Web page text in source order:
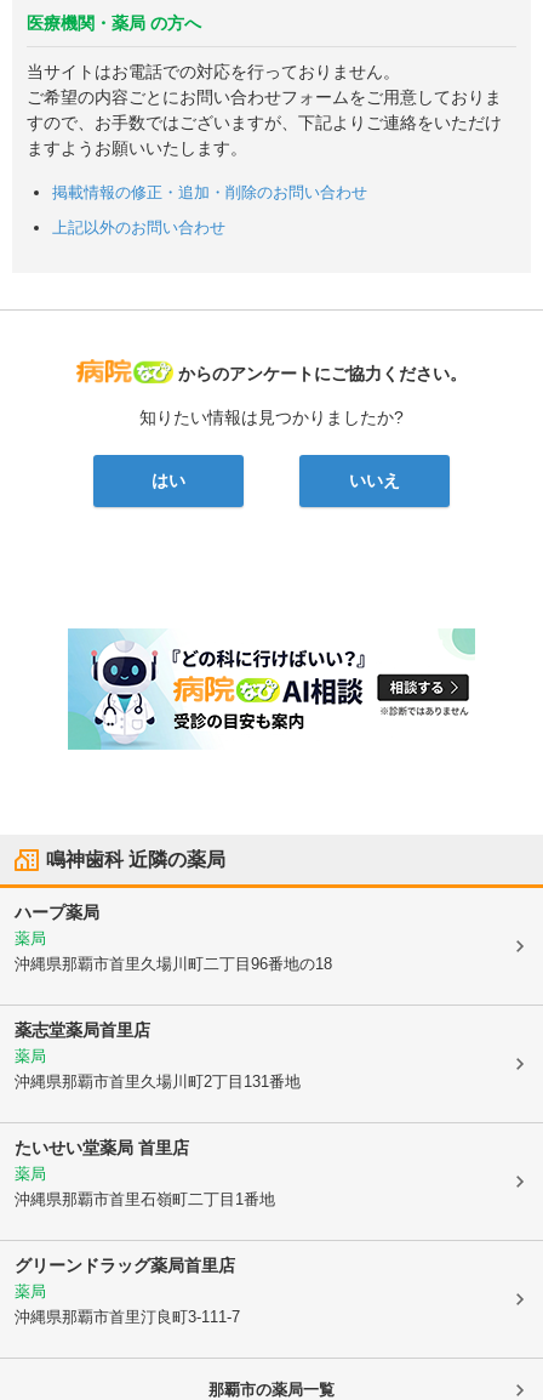
医療機関・薬局 の方へ
当サイトはお電話での対応を行っておりません。
ご希望の内容ごとにお問い合わせフォームをご用意しておりま
すので、お手数ではございますが、下記よりご連絡をいただけ
ますようお願いいたします。
掲載情報の修正・追加・削除のお問い合わせ
上記以外のお問い合わせ
病院なび
からのアンケートにご協力ください。
知りたい情報は見つかりましたか?
はい いいえ
鳴神歯科近隣の薬局
ハープ薬局
薬局
沖縄県那覇市首里久場川町二丁目96番地の18
薬志堂薬局首里店
薬局
沖縄県那覇市首里久場川町2丁目131番地
たいせい堂薬局 首里店
薬局
沖縄県那覇市首里石嶺町二丁目1番地
グリーンドラッグ薬局首里店
薬局
沖縄県那覇市首里汀良町3-111-7
那覇市の薬局一覧